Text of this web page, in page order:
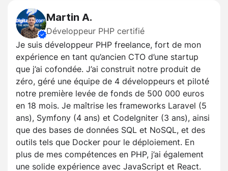
Martin A.
Développeur PHP certifié
Je suis développeur PHP freelance, fort de mon
expérience en tant qu’ancien CTO d’une startup
que j’ai cofondée. J’ai construit notre produit de
zéro, géré une équipe de 4 développeurs et piloté
notre première levée de fonds de 500 000 euros
en 18 mois. Je maîtrise les frameworks Laravel (5
ans), Symfony (4 ans) et CodeIgniter (3 ans), ainsi
que des bases de données SQL et NoSQL, et des
outils tels que Docker pour le déploiement. En
plus de mes compétences en PHP, j’ai également
une solide expérience avec JavaScript et React.